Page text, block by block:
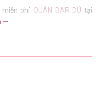
phí QUÁN BAR DÚ tại
—